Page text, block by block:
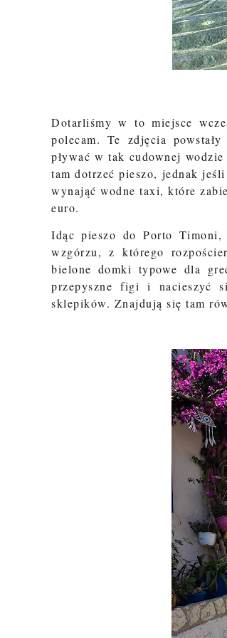
Dotarliśmy w to miejsce
polecam. Te zdjęcia
pływać w tak cudownej
tam dotrzeć pieszo, jednak
wynająć wodne taxi, które
euro.
Idąc pieszo do Porto
wzgórzu, z którego
bielone domki typowe dla
przepyszne figi i nacieszyć
sklepików. Znajdują się tam